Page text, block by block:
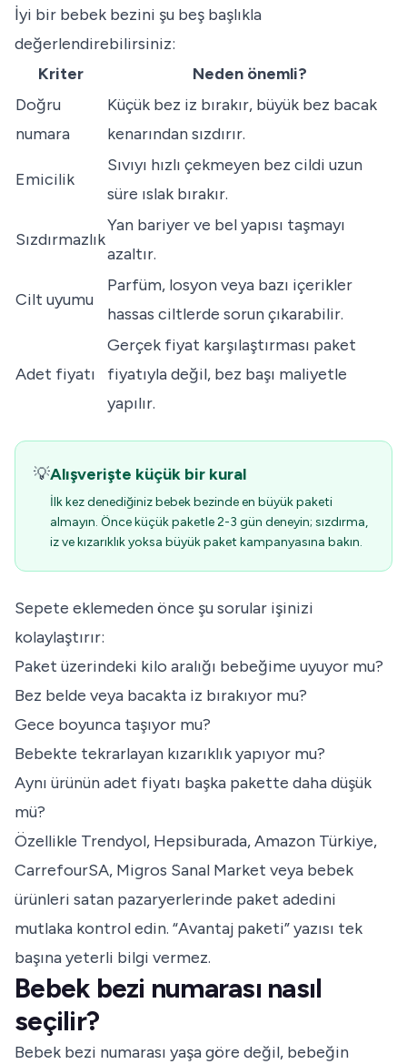
İyi bir bebek bezini şu beş başlıkla
değerlendirebilirsiniz:
Kriter
Neden önemli?
Doğru
numara
Küçük bez iz bırakır, büyük bez bacak
kenarından sızdırır.
Emicilik
Sıvıyı hızlı çekmeyen bez cildi uzun
süre ıslak bırakır.
Sızdırmazlık
Yan bariyer ve bel yapısı taşmayı
azaltır.
Cilt uyumu
Parfüm, losyon veya bazı içerikler
hassas ciltlerde sorun çıkarabilir.
Adet fiyatı
Gerçek fiyat karşılaştırması paket
fiyatıyla değil, bez başı maliyetle
yapılır.
💡Alışverişte küçük bir kural
İlk kez denediğiniz bebek bezinde en büyük paketi
almayın. Önce küçük paketle 2-3 gün deneyin; sızdırma,
iz ve kızarıklık yoksa büyük paket kampanyasına bakın.
Sepete eklemeden önce şu sorular işinizi
kolaylaştırır:
Paket üzerindeki kilo aralığı bebeğime uyuyor mu?
Bez belde veya bacakta iz bırakıyor mu?
Gece boyunca taşıyor mu?
Bebekte tekrarlayan kızarıklık yapıyor mu?
Aynı ürünün adet fiyatı başka pakette daha düşük
mü?
Özellikle Trendyol, Hepsiburada, Amazon Türkiye,
CarrefourSA, Migros Sanal Market veya bebek
ürünleri satan pazaryerlerinde paket adedini
mutlaka kontrol edin. “Avantaj paketi” yazısı tek
başına yeterli bilgi vermez.
Bebek bezi numarası nasıl
seçilir?
Bebek bezi numarası yaşa göre değil, bebeğin